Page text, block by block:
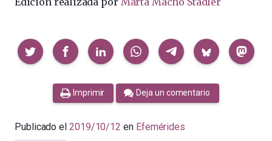
Compartir
Imprimir Deja un comentario
Publicado el 2019/10/12 en Efemérides